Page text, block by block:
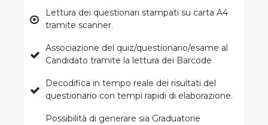
Lettura dei questionari stampati su carta A4
tramite scanner.
Associazione del quiz/questionario/esame al
Candidato tramite la lettura dei Barcode
Decodifica in tempo reale dei risultati del
questionario con tempi rapidi di elaborazione.
Possibilità di generare sia Graduatorie